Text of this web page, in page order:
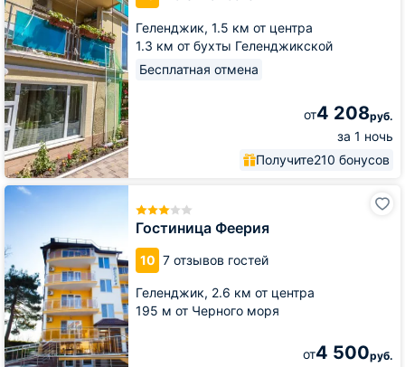
Геленджик, 1.5 км от центра
1.3 км от бухты Геленджикской
Бесплатная отмена
от4 208руб.
за 1 ночь
Получите210 бонусов
Гостиница Феерия
10 7 отзывов гостей
Геленджик, 2.6 км от центра
195 м от Черного моря
от4 500руб.
Гостиница
Феерия